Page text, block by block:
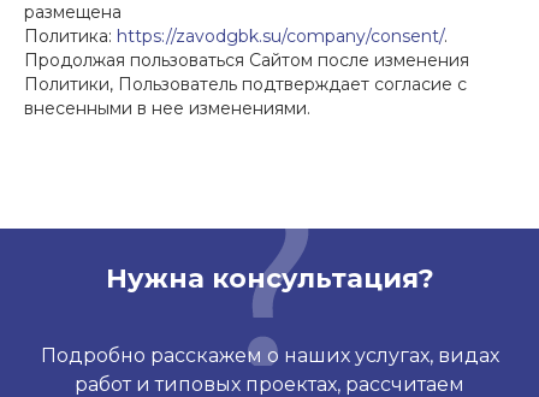
размещена
Политика: https://zavodgbk.su/company/consent/.
Продолжая пользоваться Сайтом после изменения
Политики, Пользователь подтверждает согласие с
внесенными в нее изменениями.
Нужна консультация?
Подробно расскажем о наших услугах, видах
работ и типовых проектах, рассчитаем